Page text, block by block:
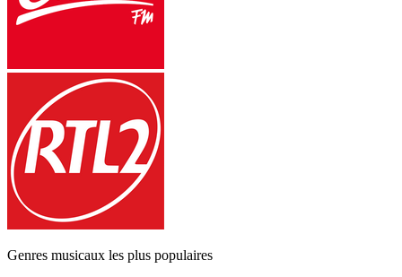
Genres musicaux les plus populaires